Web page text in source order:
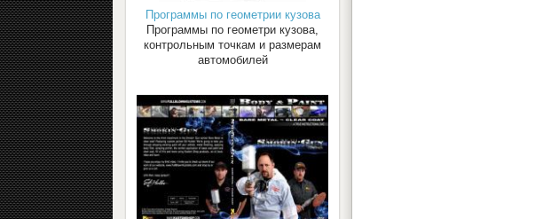
Программы по геометрии кузова
Программы по геометри кузова,
контрольным точкам и размерам
автомобилей